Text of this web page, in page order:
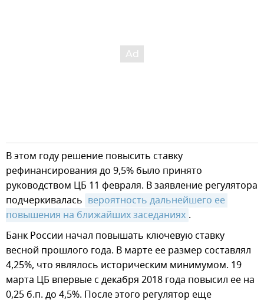
В этом году решение повысить ставку
рефинансирования до 9,5% было принято
руководством ЦБ 11 февраля. В заявление регулятора
подчеркивалась вероятность дальнейшего ее
повышения на ближайших заседаниях .
Банк России начал повышать ключевую ставку
весной прошлого года. В марте ее размер составлял
4,25%, что являлось историческим минимумом. 19
марта ЦБ впервые с декабря 2018 года повысил ее на
0,25 б.п. до 4,5%. После этого регулятор еще